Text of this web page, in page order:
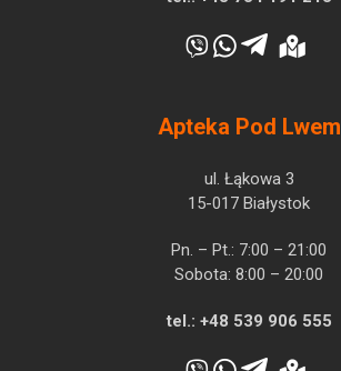
Apteka Pod Lwem
ul. Łąkowa 3
15-017 Białystok
Pn. – Pt.: 7:00 – 21:00
Sobota: 8:00 – 20:00
tel.: +48 539 906 555